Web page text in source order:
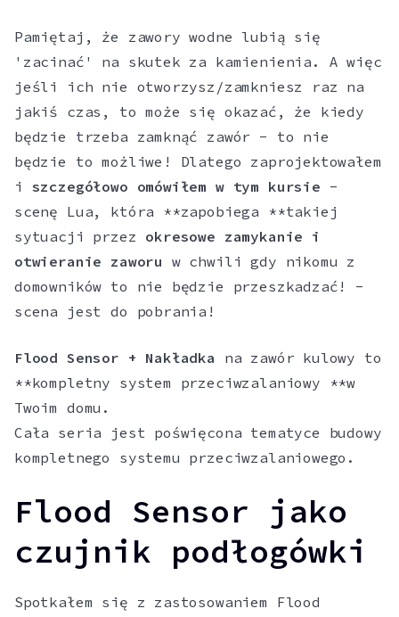
Pamiętaj, że zawory wodne lubią się
'zacinać' na skutek za kamienienia. A więc
jeśli ich nie otworzysz/zamkniesz raz na
jakiś czas, to może się okazać, że kiedy
będzie trzeba zamknąć zawór - to nie
będzie to możliwe! Dlatego zaprojektowałem
i szczegółowo omówiłem w tym kursie -
scenę Lua, która **zapobiega **takiej
sytuacji przez okresowe zamykanie i
otwieranie zaworu w chwili gdy nikomu z
domowników to nie będzie przeszkadzać! -
scena jest do pobrania!
Flood Sensor + Nakładka na zawór kulowy to
**kompletny system przeciwzalaniowy **w
Twoim domu.
Cała seria jest poświęcona tematyce budowy
kompletnego systemu przeciwzalaniowego.
Flood Sensor jako
czujnik podłogówki
Spotkałem się z zastosowaniem Flood